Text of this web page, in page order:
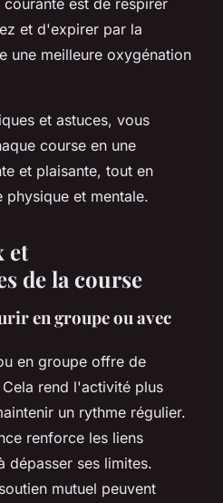
et d'expirer par la
une meilleure oxygénation
et astuces, vous
course en une
et plaisante, tout en
et mentale.
et
de la course
en groupe ou avec
en groupe offre de
Cela rend l'activité plus
un rythme régulier.
renforce les liens
dépasser ses limites.
mutuel peuvent